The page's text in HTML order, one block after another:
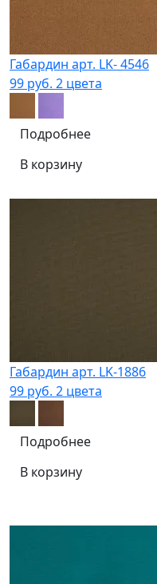
Габардин арт. LK- 4546
99 руб. 2 цвета
Подробнее
В корзину
Габардин арт. LK-1886
99 руб. 2 цвета
Подробнее
В корзину